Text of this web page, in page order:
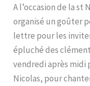
A l’occasion de la st
organisé un goûter
lettre pour les
épluché des
vendredi après midi
Nicolas, pour